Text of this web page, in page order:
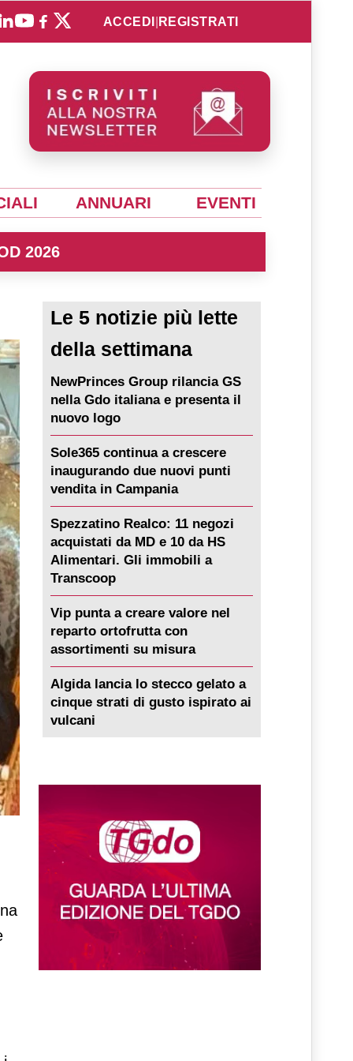
ACCEDI REGISTRATI
ANNUARI EVENTI
2026
Le 5 notizie più lette
della settimana
NewPrinces Group rilancia GS
nella Gdo italiana e presenta il
nuovo logo
Sole365 continua a crescere
inaugurando due nuovi punti
vendita in Campania
Spezzatino Realco: 11 negozi
acquistati da MD e 10 da HS
Alimentari. Gli immobili a
Transcoop
Vip punta a creare valore nel
reparto ortofrutta con
assortimenti su misura
Algida lancia lo stecco gelato a
cinque strati di gusto ispirato ai
vulcani